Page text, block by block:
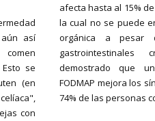
así
se
(en
con
afecta hasta al 15%
la cual no se puede
orgánica a pesar
demostrado que
FODMAP mejora los
74% de las personas